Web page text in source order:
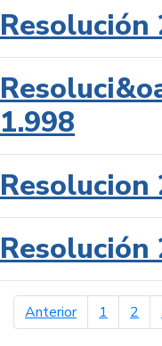
1.998
Resolucion
Resolución
Anteriorpágina
1 2